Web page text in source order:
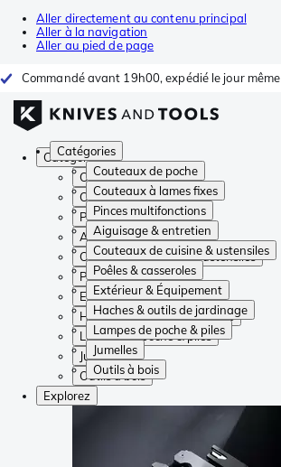
Aller directement au contenu principal
Aller à la navigation
Aller au pied de page
Commandé avant 19h00, expédié le jour même
Catégories
Couteaux de poche
Couteaux à lames fixes
Pinces multifonctions
Aiguisage & entretien
Couteaux de cuisine & ustensiles
Poêles & casseroles
Extérieur & Équipement
Haches & outils de jardinage
Lampes de poche & piles
Jumelles
Outils à bois
Catégories
Couteaux de poche
Couteaux à lames fixes
Pinces multifonctions
Aiguisage & entretien
Couteaux de cuisine & ustensiles
Poêles & casseroles
Extérieur & Équipement
Haches & outils de jardinage
Lampes de poche & piles
Jumelles
Outils à bois
Explorez